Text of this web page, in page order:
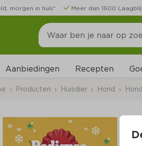
morgen in huis* Meer dan 1600
Aanbiedingen Recepten
Producten Huisdier Hond